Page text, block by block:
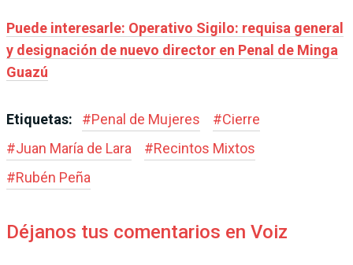
Puede interesarle: Operativo Sigilo: requisa general
y designación de nuevo director en Penal de Minga
Guazú
Etiquetas: #Penal de Mujeres #Cierre
#Juan María de Lara #Recintos Mixtos
#Rubén Peña
Déjanos tus comentarios en Voiz